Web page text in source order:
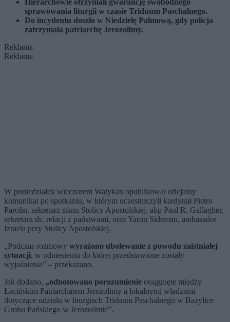
Hierarchowie otrzymali gwarancję swobodnego
sprawowania liturgii w czasie Triduum Paschalnego.
Do incydentu doszło w Niedzielę Palmową, gdy policja
zatrzymała patriarchę Jerozolimy.
Reklama
Reklama
W poniedziałek wieczorem Watykan opublikował oficjalny
komunikat po spotkaniu, w którym uczestniczyli kardynał Pietro
Parolin, sekretarz stanu Stolicy Apostolskiej, abp Paul R. Gallagher,
sekretarz ds. relacji z państwami, oraz Yaron Sideman, ambasador
Izraela przy Stolicy Apostolskiej.
„Podczas rozmowy wyrażono ubolewanie z powodu zaistniałej
sytuacji, w odniesieniu do której przedstawione zostały
wyjaśnienia” – przekazano.
Jak dodano, „odnotowano porozumienie osiągnięte między
Łacińskim Patriarchatem Jerozolimy a lokalnymi władzami
dotyczące udziału w liturgiach Triduum Paschalnego w Bazylice
Grobu Pańskiego w Jerozolimie”.